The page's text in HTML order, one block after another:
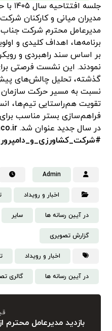
جلسه
مدیران میانی و کارکنان
مدیرعامل محترم شرکت
برنامه‌ها، اهداف کلیدی و
بر اساس سند راهبردی و
نمودند. این نشست فرصتی
گذشته، تحلیل چالش‌های
نسبت به مسیر حرکت
تقویت هم‌راستایی تیم‌ها،
فراهم‌سازی بستر مناسب برای
در سال جدید عنوان شد.
Admin
اخبار و رویداد
در آیین رسانه ها سایر
گزارش تصویری
اخبار و رویداد
در آیین رسانه ها گالری
بازدید مدیرعامل